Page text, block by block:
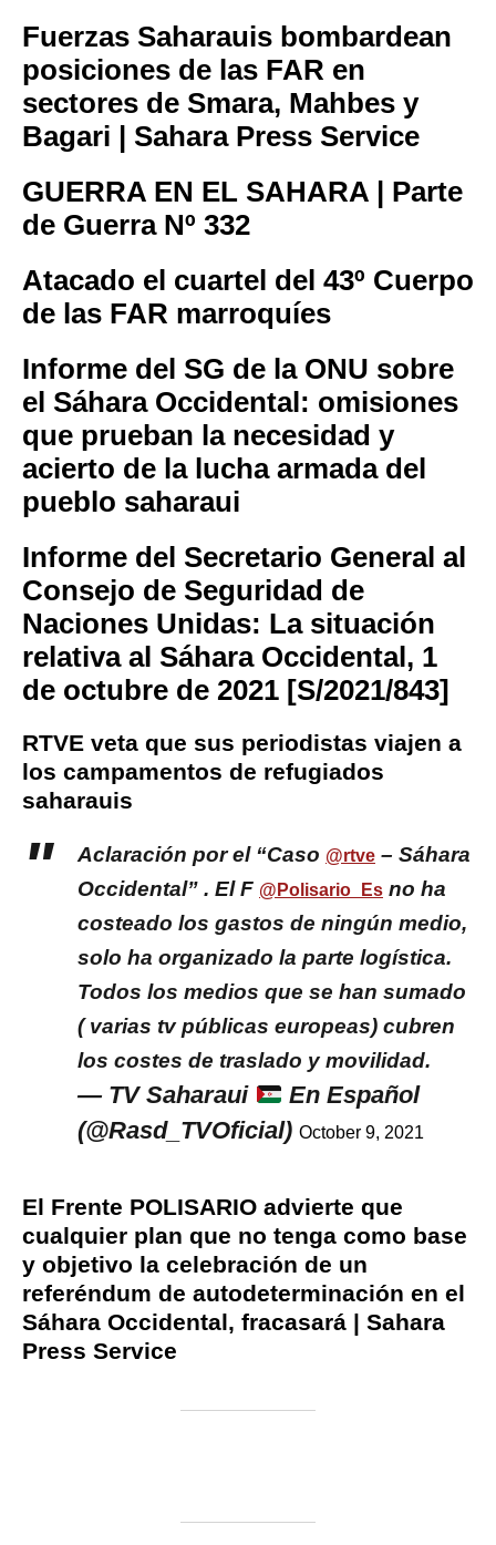
Fuerzas Saharauis bombardean
posiciones de las FAR en
sectores de Smara, Mahbes y
Bagari | Sahara Press Service
GUERRA EN EL SAHARA | Parte
de Guerra Nº 332
Atacado el cuartel del 43º Cuerpo
de las FAR marroquíes
Informe del SG de la ONU sobre
el Sáhara Occidental: omisiones
que prueban la necesidad y
acierto de la lucha armada del
pueblo saharaui
Informe del Secretario General al
Consejo de Seguridad de
Naciones Unidas: La situación
relativa al Sáhara Occidental, 1
de octubre de 2021 [S/2021/843]
RTVE veta que sus periodistas viajen a
los campamentos de refugiados
saharauis
Aclaración por el “Caso @rtve – Sáhara
Occidental” . El F @Polisario_Es no ha
costeado los gastos de ningún medio,
solo ha organizado la parte logística.
Todos los medios que se han sumado
( varias tv públicas europeas) cubren
los costes de traslado y movilidad.
— TV Saharaui
En Español
(@Rasd_TVOficial) October 9, 2021
El Frente POLISARIO advierte que
cualquier plan que no tenga como base
y objetivo la celebración de un
referéndum de autodeterminación en el
Sáhara Occidental, fracasará | Sahara
Press Service